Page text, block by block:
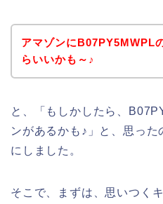
アマゾンにB07PY5MWPL
らいいかも～♪
と、「もしかしたら、
ンがあるかも♪」と、思った
にしました。
そこで、まずは、思いつく